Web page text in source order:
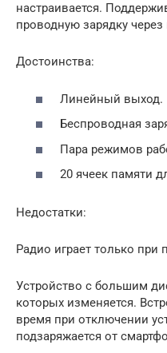
настраивается.
проводную зарядку через
Достоинства:
Линейный выход.
Беспроводная
Пара режимов
20 ячеек памяти
Недостатки:
Радио играет только при
Устройство с большим
которых изменяется.
время при отключении
подзаряжается от